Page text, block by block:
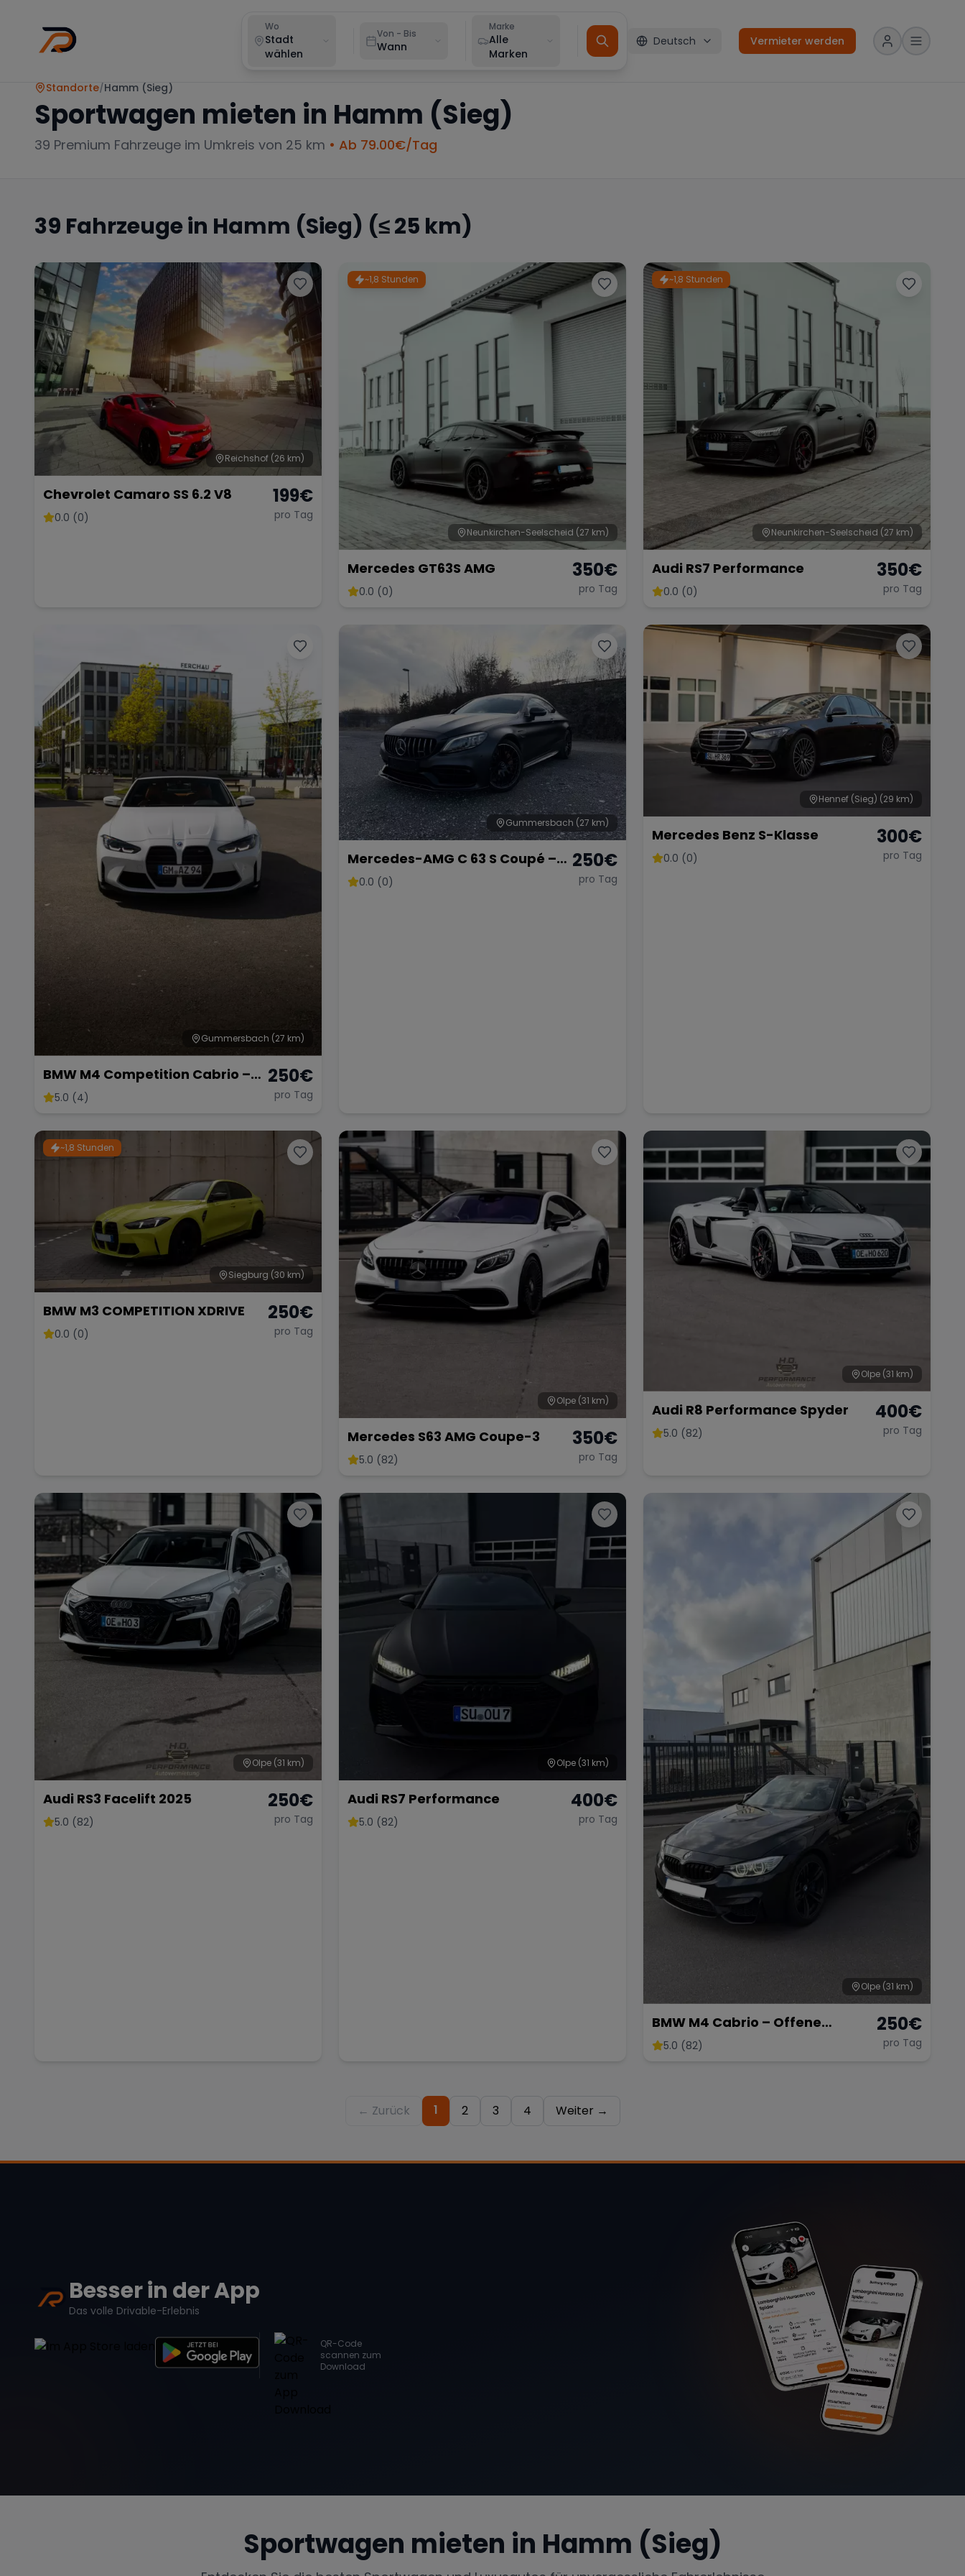
Wo
Stadt
wählen
Von - Bis
Wann
Marke
Alle
Marken
Deutsch Vermieter werden
Standorte/Hamm (Sieg)
Sportwagen mieten in Hamm (Sieg)
39 Premium Fahrzeuge im Umkreis von 25 km • Ab 79.00€/Tag
39 Fahrzeuge in Hamm (Sieg) (≤ 25 km)
Reichshof (26 km)
Chevrolet Camaro SS 6.2 V8
0.0 (0)
199€
pro Tag
~1,8 Stunden
Neunkirchen-Seelscheid (27 km)
Mercedes GT63S AMG
0.0 (0)
350€
pro Tag
~1,8 Stunden
Neunkirchen-Seelscheid (27 km)
Audi RS7 Performance
0.0 (0)
350€
pro Tag
Gummersbach (27 km)
BMW M4 Competition Cabrio –
510 PS pure Eleganz &
5.0 (4)
250€
pro Tag
Gummersbach (27 km)
Mercedes-AMG C 63 S Coupé –
510 PS V8 Biturbo
0.0 (0)
250€
pro Tag
Hennef (Sieg) (29 km)
Mercedes Benz S-Klasse
0.0 (0)
300€
pro Tag
~1,8 Stunden
Siegburg (30 km)
BMW M3 COMPETITION XDRIVE
0.0 (0)
250€
pro Tag
Olpe (31 km)
Mercedes S63 AMG Coupe-3
5.0 (82)
350€
pro Tag
Olpe (31 km)
Audi R8 Performance Spyder
5.0 (82)
400€
pro Tag
Olpe (31 km)
Audi RS3 Facelift 2025
5.0 (82)
250€
pro Tag
Olpe (31 km)
Audi RS7 Performance
5.0 (82)
400€
pro Tag
Olpe (31 km)
BMW M4 Cabrio – Offene
Fahrfreude mit 431 PS
5.0 (82)
250€
pro Tag
← Zurück 1 2 3 4 Weiter →
Besser in der App
Das volle Drivable-Erlebnis
QR-Code
scannen zum
Download
Sportwagen mieten in Hamm (Sieg)